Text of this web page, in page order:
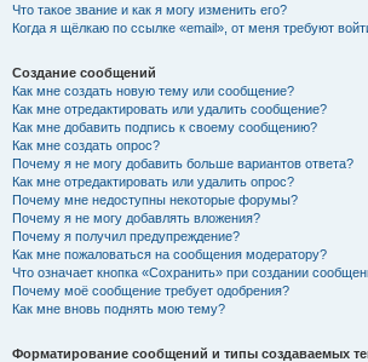
Что такое звание и как я могу изменить его?
Когда я щёлкаю по ссылке «email», от меня требуют
Создание сообщений
Как мне создать новую тему или сообщение?
Как мне отредактировать или удалить сообщение?
Как мне добавить подпись к своему сообщению?
Как мне создать опрос?
Почему я не могу добавить больше вариантов ответа?
Как мне отредактировать или удалить опрос?
Почему мне недоступны некоторые форумы?
Почему я не могу добавлять вложения?
Почему я получил предупреждение?
Как мне пожаловаться на сообщения модератору?
Что означает кнопка «Сохранить» при создании
Почему моё сообщение требует одобрения?
Как мне вновь поднять мою тему?
Форматирование сообщений и типы создаваемых